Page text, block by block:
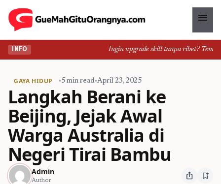
menu
INFO Ingin upgrade skill tanpa ribet?
GAYA HIDUP •5 min read•April 23, 2025
Langkah Berani ke
Beijing, Jejak Awal
Warga Australia di
Negeri Tirai Bambu
Admin
Author ios_share bookmark_add